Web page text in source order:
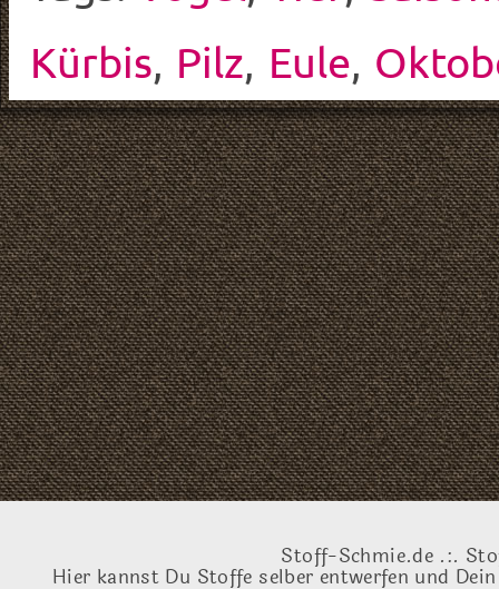
Kürbis, Pilz, Eule,
Stoff-Schmie.de .:.
Hier kannst Du Stoffe selber entwerfen und